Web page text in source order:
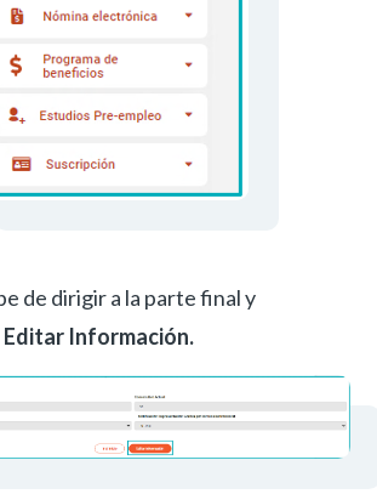
de dirigir a la parte final y
Editar Información.